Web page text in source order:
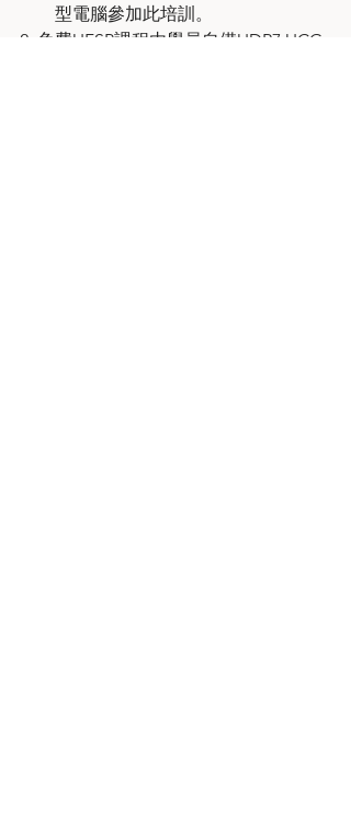
型電腦參加此培訓。
2. 免費UFSP課程由學員自備UDR7,UCG-